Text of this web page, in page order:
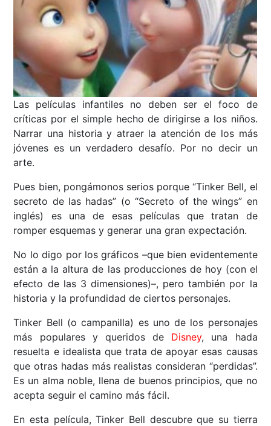
Las películas infantiles no deben ser el foco de
críticas por el simple hecho de dirigirse a los niños.
Narrar una historia y atraer la atención de los más
jóvenes es un verdadero desafío. Por no decir un
arte.
Pues bien, pongámonos serios porque “Tinker Bell, el
secreto de las hadas” (o “Secreto of the wings” en
inglés) es una de esas películas que tratan de
romper esquemas y generar una gran expectación.
No lo digo por los gráficos –que bien evidentemente
están a la altura de las producciones de hoy (con el
efecto de las 3 dimensiones)–, pero también por la
historia y la profundidad de ciertos personajes.
Tinker Bell (o campanilla) es uno de los personajes
más populares y queridos de Disney, una hada
resuelta e idealista que trata de apoyar esas causas
que otras hadas más realistas consideran “perdidas”.
Es un alma noble, llena de buenos principios, que no
acepta seguir el camino más fácil.
En esta película, Tinker Bell descubre que su tierra